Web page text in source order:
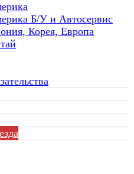
Б/У и Автосервис
Корея, Европа